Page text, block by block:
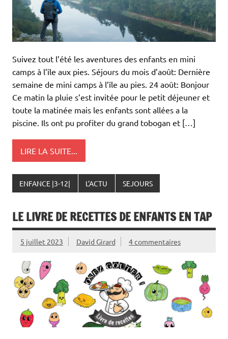
Suivez tout l’été les aventures des enfants en mini
camps à l’île aux pies. Séjours du mois d’août: Dernière
semaine de mini camps à l’île au pies. 24 août: Bonjour
Ce matin la pluie s’est invitée pour le petit déjeuner et
toute la matinée mais les enfants sont allées a la
piscine. Ils ont pu profiter du grand tobogan et […]
LIRE LA SUITE...
ENFANCE |3-12| L'ACTU SEJOURS
LE LIVRE DE RECETTES DE ENFANTS EN TAP
5 juillet 2023 David Girard 4 commentaires